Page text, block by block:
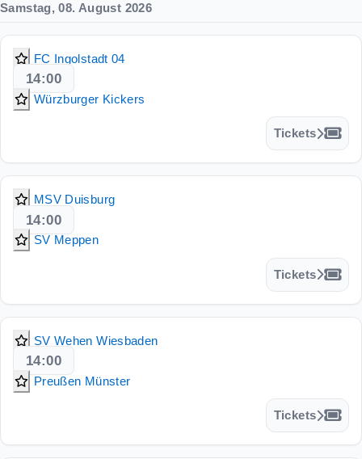
Samstag, 08. August 2026
FC Ingolstadt 04
14:00
Würzburger Kickers
Tickets
MSV Duisburg
14:00
SV Meppen
Tickets
SV Wehen Wiesbaden
14:00
Preußen Münster
Tickets